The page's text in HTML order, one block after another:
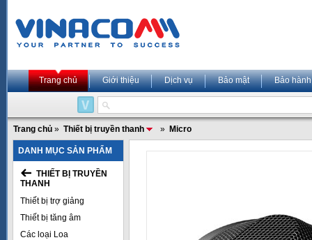
Trang chủ Giới thiệu Dịch vụ Bảo mật Bảo hành
Trang chủ » Thiết bị truyền thanh » Micro
DANH MỤC SẢN PHẨM
THIẾT BỊ TRUYỀN
THANH
Thiết bị trợ giảng
Thiết bị tăng âm
Các loại Loa